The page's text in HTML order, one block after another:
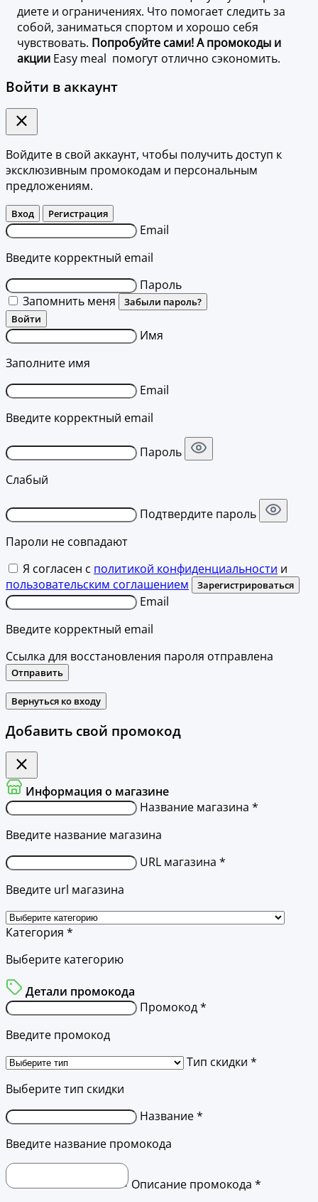
диете и ограничениях. Что помогает следить за
собой, заниматься спортом и хорошо себя
чувствовать. Попробуйте сами! А промокоды и
акции Easy meal помогут отлично сэкономить.
Войти в аккаунт
Войдите в свой аккаунт, чтобы получить доступ к
эксклюзивным промокодам и персональным
предложениям.
Вход Регистрация
Email
Введите корректный email
Пароль
Запомнить меня
Забыли пароль?
Войти
Имя
Заполните имя
Email
Введите корректный email
Пароль
Слабый
Подтвердите пароль
Пароли не совпадают
Я согласен с политикой конфиденциальности и
пользовательским соглашением
Зарегистрироваться
Email
Введите корректный email
Ссылка для восстановления пароля отправлена
Отправить
Вернуться ко входу
Добавить свой промокод
Информация о магазине
Название магазина *
Введите название магазина
URL магазина *
Введите url магазина
Категория *
Выберите категорию
Детали промокода
Промокод *
Введите промокод
Тип скидки *
Выберите тип скидки
Название *
Введите название промокода
Описание промокода *